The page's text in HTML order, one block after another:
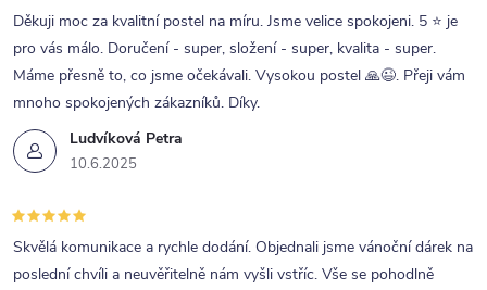
Ludvíková Petra
10.6.2025
Děkuji moc za kvalitní postel na míru. Jsme velice spokojeni. 5 ⭐ je
pro vás málo. Doručení - super, složení - super, kvalita - super.
Máme přesně to, co jsme očekávali. Vysokou postel 🙏😉. Přeji vám
mnoho spokojených zákazníků. Díky.
Skvělá komunikace a rychle dodání. Objednali jsme vánoční dárek na
poslední chvíli a neuvěřitelně nám vyšli vstříc. Vše se pohodlně